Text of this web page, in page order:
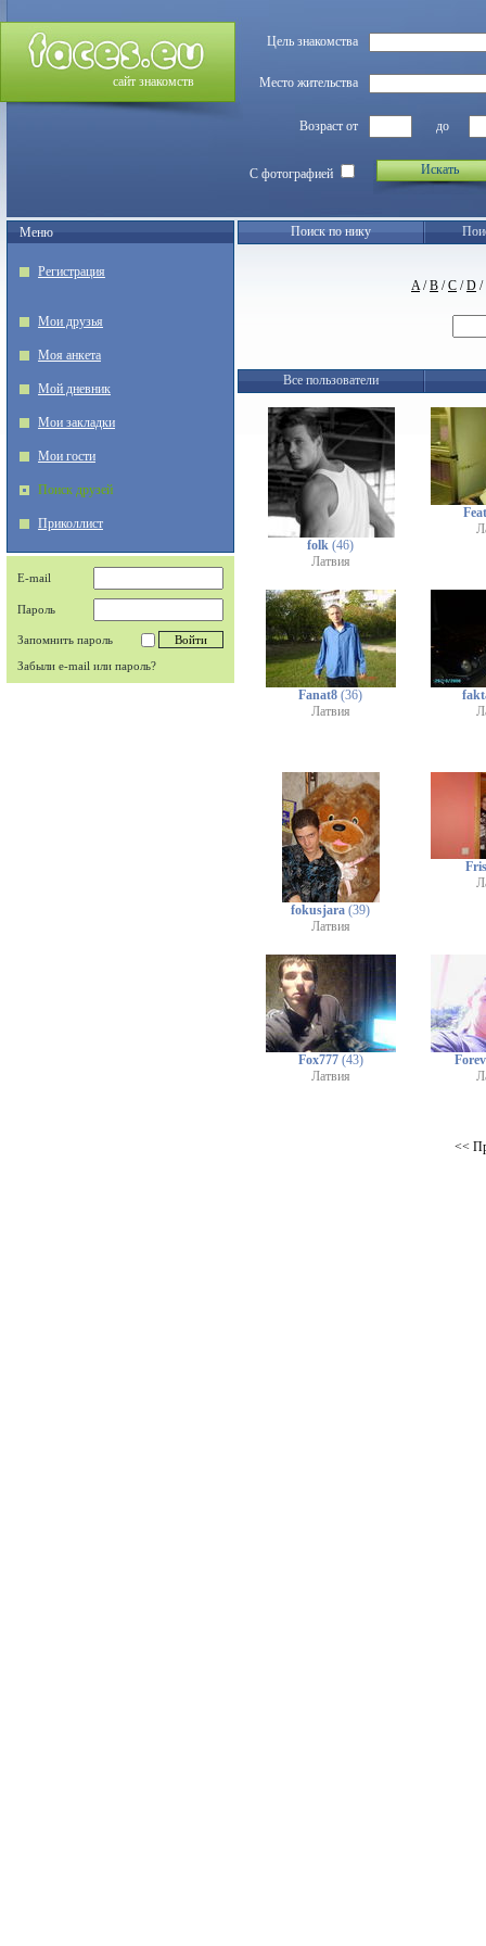
сайт знакомств
Цель знакомства
Место жительства
Возраст от до
С фотографией Искать
Меню
Регистрация
Мои друзья
Моя анкета
Мой дневник
Мои закладки
Мои гости
Поиск друзей
Приколлист
E-mail
Пароль
Запомнить пароль
Забыли e-mail или пароль?
Поиск по нику
A/B /C /D /
Все пользователи
folk (46)
Латвия
Fanat8 (36)
Латвия
fokusjara (39)
Латвия
Fox777 (43)
Латвия
<<